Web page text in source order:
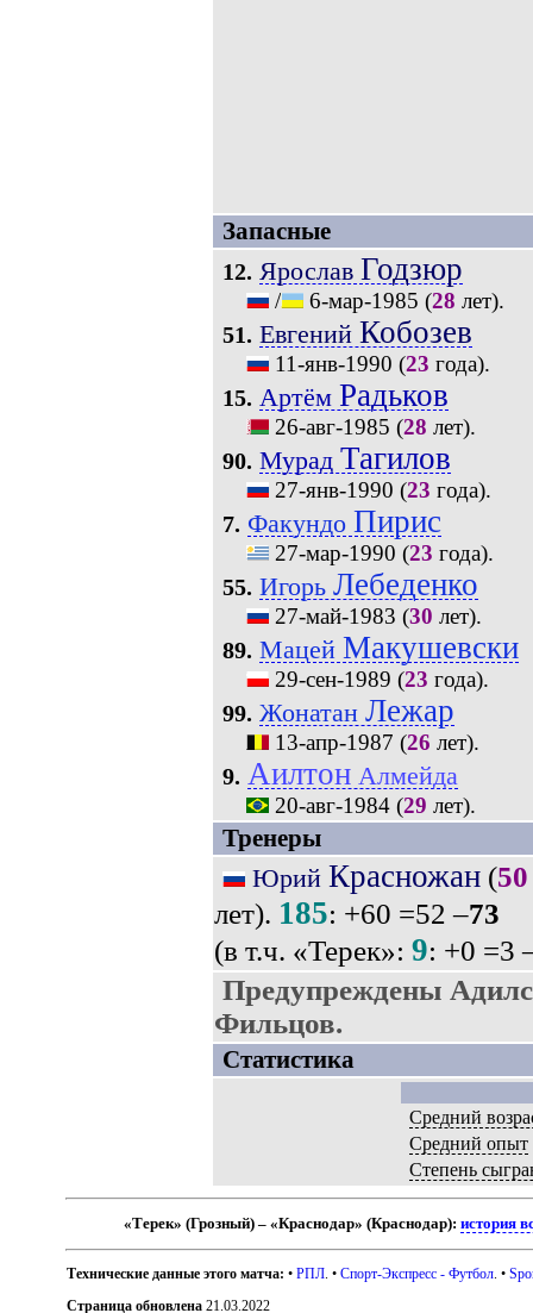
Запасные
12. Ярослав Годзюр
/ 6-мар-1985 (28 лет).
51. Евгений Кобозев
11-янв-1990 (23 года).
15. Артём Радьков
26-авг-1985 (28 лет).
90. Мурад Тагилов
27-янв-1990 (23 года).
7. Факундо Пирис
27-мар-1990 (23 года).
55. Игорь Лебеденко
27-май-1983 (30 лет).
89. Мацей Макушевски
29-сен-1989 (23 года).
99. Жонатан Лежар
13-апр-1987 (26 лет).
9. АилтонАлмейда
20-авг-1984(29 лет).
Тренеры
Юрий Красножан(50
лет). 185: +60 =52 –73
(в т.ч. «Терек»: 9: +0 =3
Предупреждены
Фильцов.
Статистика
Средний
Средний опыт
Степень
«Терек» (Грозный) – «Краснодар» (Краснодар):история
Технические данные этого матча: •РПЛ . •Спорт-Экспресс - Футбол . •
Страница обновлена 21.03.2022